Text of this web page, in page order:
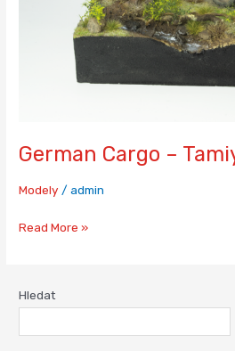
German Cargo –
Modely /admin
Read More »
Hledat